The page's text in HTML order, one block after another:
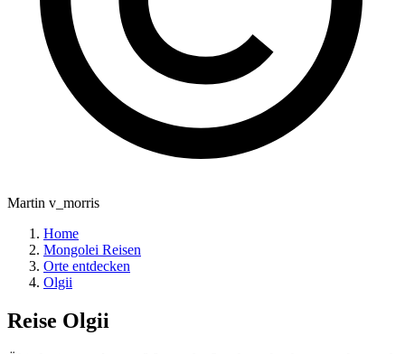
Martin v_morris
Home
Mongolei Reisen
Orte entdecken
Olgii
Reise Olgii